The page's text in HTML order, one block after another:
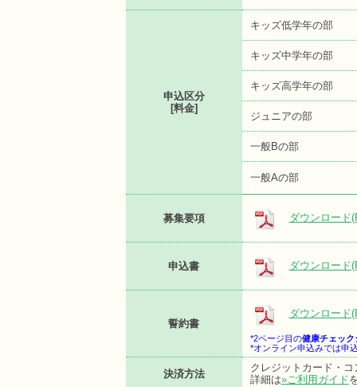
申込区分
[料金]
キッズ低学年の部
キッズ中学年の部
キッズ高学年の部
ジュニアの部
一般Bの部
一般Aの部
募集要項 ダウンロード
申込書 ダウンロード
誓約書
ダウンロード
*2ページ目の健康チェック
*オンライン申込みでは申
決済方法
クレジットカード・
詳細は»ご利用ガイド